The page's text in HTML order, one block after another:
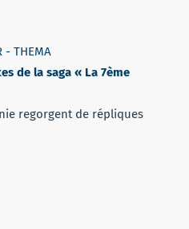
- THEMA
de la saga « La 7ème
regorgent de répliques